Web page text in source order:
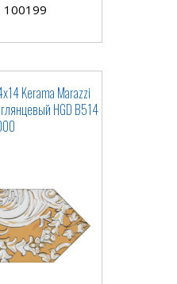
100199
Kerama Marazzi
HGD B514